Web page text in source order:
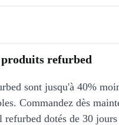
produits refurbed
sont jusqu'à 40%
Commandez dès
refurbed dotés de 30 jours